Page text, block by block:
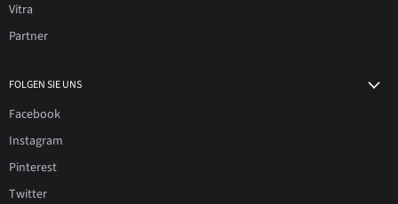
Vitra
Partner
FOLGEN SIE UNS
Facebook
Instagram
Pinterest
Twitter